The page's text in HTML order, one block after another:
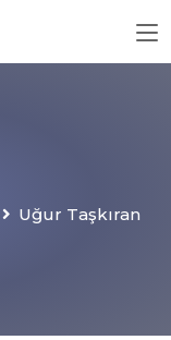
Uğur Taşkıran